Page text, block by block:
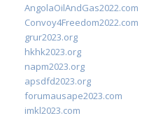
AngolaOilAndGas2022.com
Convoy4Freedom2022.com
grur2023.org
hkhk2023.org
napm2023.org
apsdfd2023.org
forumausape2023.com
imkl2023.com